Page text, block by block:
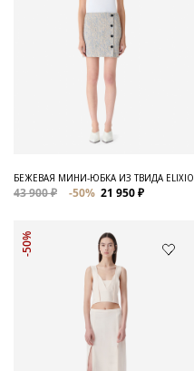
БЕЖЕВАЯ МИНИ-ЮБКА ИЗ ТВИДА ELIXIO
43 900 ₽ -50% 21 950 ₽
-50%